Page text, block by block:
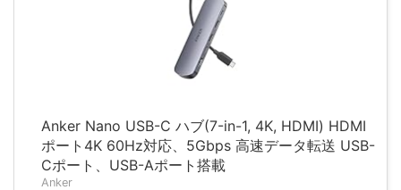
Anker Nano USB-C ハブ(7-in-1, 4K, HDMI) HDMI
ポート4K 60Hz対応、5Gbps 高速データ転送 USB-
Cポート、USB-Aポート搭載
Anker